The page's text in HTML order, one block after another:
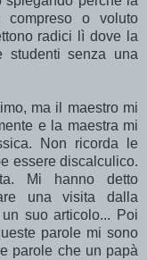
compreso o voluto
radici lì dove la
senza una
ma il maestro mi
e la maestra mi
Non ricorda le
essere discalculico.
Mi hanno detto
una visita dalla
suo articolo... Poi
parole mi sono
parole che un papà